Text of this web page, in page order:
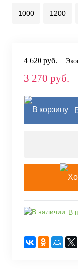
1000 1200
4 620 руб.
3 270 руб.
В